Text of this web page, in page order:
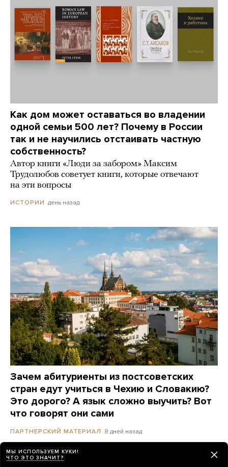
Как дом может оставаться во владении
одной семьи 500 лет? Почему в России
так и не научились отстаивать частную
собственность?
Автор книги «Люди за забором» Максим
Трудолюбов советует книги, которые отвечают
на эти вопросы
ИСТОРИИ день назад
Зачем абитуриенты из постсоветских
стран едут учиться в Чехию и Словакию?
Это дорого? А язык сложно выучить? Вот
что говорят они сами
ПАРТНЕРСКИЙ МАТЕРИАЛ 8 дней назад
МЫ ИСПОЛЬЗУЕМ КУКИ!
ЧТО ЭТО ЗНАЧИТ?